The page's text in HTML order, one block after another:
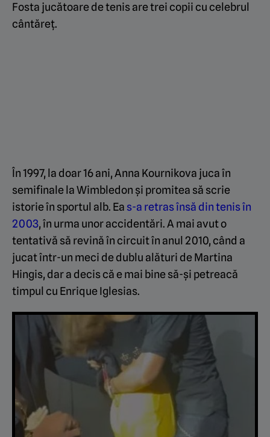
Fosta jucătoare de tenis are trei copii cu celebrul
cântăreț.
În 1997, la doar 16 ani, Anna Kournikova juca în
semifinale la Wimbledon și promitea să scrie
istorie în sportul alb. Ea s-a retras însă din tenis în
2003, în urma unor accidentări. A mai avut o
tentativă să revină în circuit în anul 2010, când a
jucat într-un meci de dublu alături de Martina
Hingis, dar a decis că e mai bine să-și petreacă
timpul cu Enrique Iglesias.